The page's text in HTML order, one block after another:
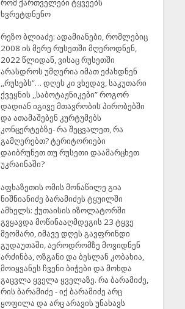
რომ ქართველები ტყვეებს
ხვრეტდნენო
რეზო ბლიაძე: ადამიანები, რომლებიც
2008 ის მერე რუსეთში მღეროდნენ,
2022 წლიდან, ვისაც რუსეთში
არასდროს უმღერია იმათ ეძახდნენ
,,რუსებს”… დღეს კი ვხედავ, საკუთარი
ქვეყნის ,,საბოტაჟნიკები” როგორ
დადიან იგივე მთავრობის პირობებში
და ათამაშებენ კურტუმებს
კონცერტებზე- რა შეცვალეთ, რა
გამღერებთ? ტერიტორიები
დაიბრუნეთ თუ რუსეთი დაამარცხეთ
უკრაინაში?
აფხაზეთის ომის მონაწილე გია
ნიშნიანიძე ბარამიძეს ტყუილში
ამხელს: ქუთაისის იზოლატორში
გვყავდა მოწინააღმდეგის 23 ტყვე
მეომარი, იმავე დღეს გავფრინდი
გუდაუთაში, აეროდრომზე მოვიდნენ
არძინბა, ოზგანი და ბესლან კობახია,
მოიყვანეს ჩვენი ბიჭები და მოხდა
გაცვლა ყველა ყველაზე. რა ბარამიძე,
რის ბარამიძე - იქ ბარამიძე არც
ყოფილა და არც არავის უნახავს